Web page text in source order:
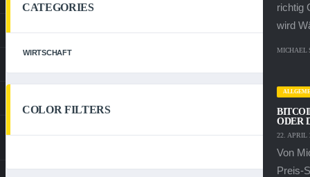
richtig
wird
MICHAEL
ODER
22. APRIL
Von
Preis-
CATEGORIES
WIRTSCHAFT
COLOR FILTERS